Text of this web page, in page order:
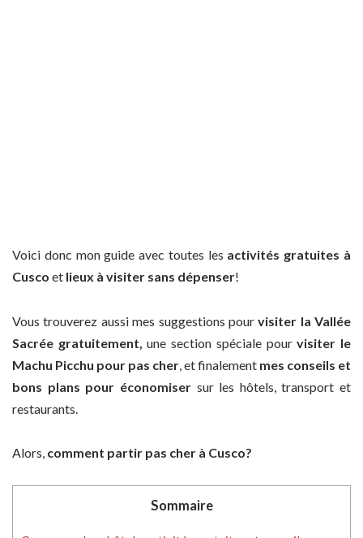
Voici donc mon guide avec toutes les activités gratuites à
Cusco et lieux à visiter sans dépenser!
Vous trouverez aussi mes suggestions pourvisiter la Vallée
Sacrée gratuitement,une section spéciale pourvisiter le
Machu Picchu pour pas cher , et finalement mes conseils et
bons plans pour économisersur les hôtels, transport et
restaurants.
Alors, comment partir pas cher à Cusco?
Sommaire